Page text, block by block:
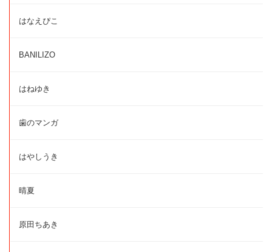
はなえぴこ
BANILIZO
はねゆき
歯のマンガ
はやしうき
晴夏
原田ちあき